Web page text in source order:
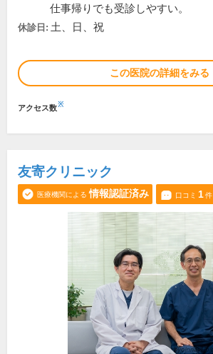
仕事帰りでも受診しやすい。
休診日: 土、日、祝
この医院の詳細をみる
アクセス数※
友寄クリニック
医療機関による 情報認証済み 口コミ 1件